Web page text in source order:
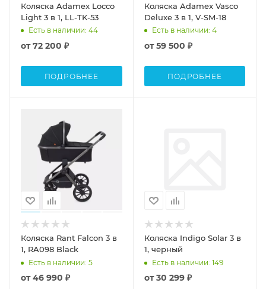
Коляска Adamex Locco
Light 3 в 1, LL-TK-53
Есть в наличии: 44
от72 200 ₽
ПОДРОБНЕЕ
Коляска Adamex Vasco
Deluxe 3 в 1, V-SM-18
Есть в наличии: 4
от59 500 ₽
ПОДРОБНЕЕ
Коляска Rant Falcon 3 в
1, RA098 Black
Есть в наличии: 5
от46 990 ₽
Коляска Indigo Solar 3 в
1, черный
Есть в наличии: 149
от30 299 ₽